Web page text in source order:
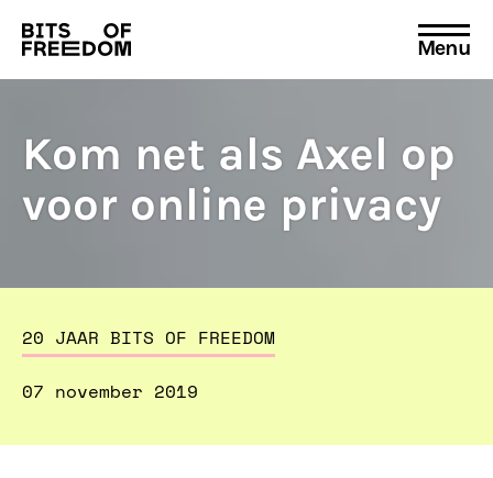
Search
for:
Menu
Kom net als Axel op
voor online privacy
20 JAAR BITS OF FREEDOM
07 november 2019